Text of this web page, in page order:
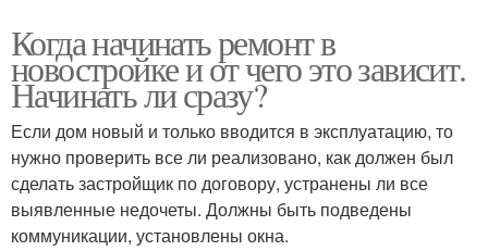
Когда начинать ремонт в
новостройке и от чего это зависит.
Начинать ли сразу?
Если дом новый и только вводится в эксплуатацию, то
нужно проверить все ли реализовано, как должен был
сделать застройщик по договору, устранены ли все
выявленные недочеты. Должны быть подведены
коммуникации, установлены окна.